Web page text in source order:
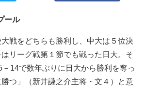
ール
戦をどちらも勝利し、中大は５位決
リーグ戦第１節でも戦った日大。そ
14で数年ぶりに日大から勝利を奪っ
つ」（新井謙之介主将・文４）と意